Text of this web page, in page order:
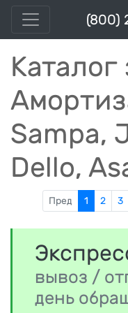
(800)
Каталог
Sampa,
Dello,
Пред 1 2 3
вывоз /
день